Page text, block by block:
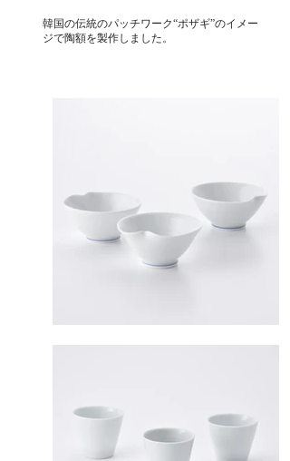
韓国の伝統のパッチワーク“ポザギ”のイメー
ジで陶額を製作しました。